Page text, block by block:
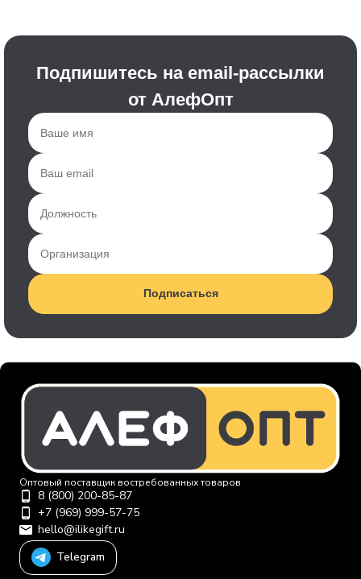
Подпишитесь на email-рассылки
от АлефОпт
Подписаться
Оптовый поставщик востребованных товаров
8 (800) 200-85-87
+7 (969) 999-57-75
hello@ilikegift.ru
Telegram